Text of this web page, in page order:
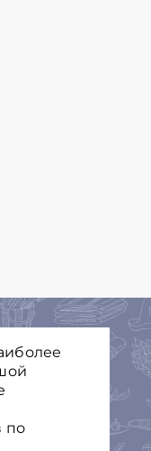
по